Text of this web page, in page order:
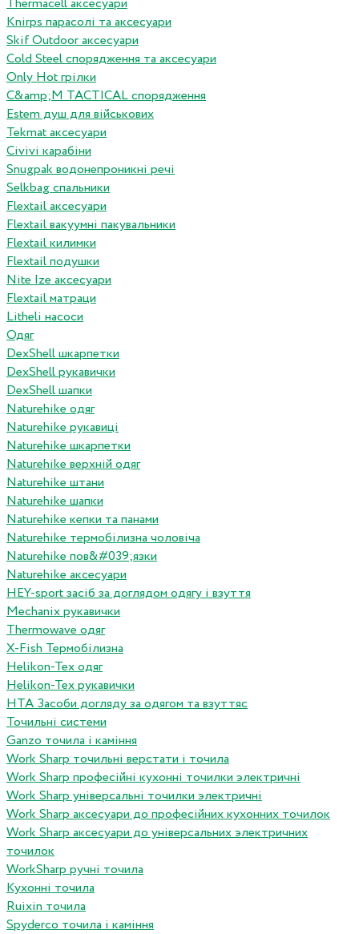
Thermacell аксесуари
Knirps парасолі та аксесуари
Skif Outdoor аксесуари
Cold Steel спорядження та аксесуари
Only Hot грілки
C&amp;M TACTICAL спорядження
Estem душ для військових
Tekmat аксесуари
Сivivi карабіни
Snugpak водонепроникні речі
Selkbag спальники
Flextail аксесуари
Flextail вакуумні пакувальники
Flextail килимки
Flextail подушки
Nite Ize аксесуари
Flextail матраци
Litheli насоси
Одяг
DexShell шкарпетки
DexShell рукавички
DexShell шапки
Naturehike одяг
Naturehike рукавиці
Naturehike шкарпетки
Naturehike верхній одяг
Naturehike штани
Naturehike шапки
Naturehike кепки та панами
Naturehike термобілизна чоловіча
Naturehike пов&#039;язки
Naturehike аксесуари
HEY-sport засіб за доглядом одягу і взуття
Mechanix рукавички
Thermowave одяг
X-Fish Термобілизна
Helikon-Tex одяг
Helikon-Tex рукавички
HTA Засоби догляду за одягом та взуттяс
Точильні системи
Ganzo точила і каміння
Work Sharp точильні верстати і точила
Work Sharp професiйнi кухоннi точилки электричнi
Work Sharp унiверсальнi точилки электричнi
Work Sharp аксесуари до професiйних кухонних точилок
Work Sharp аксесуари до унiверсальних электричних
точилок
WorkSharp ручні точила
Кухонні точила
Ruixin точила
Spyderco точила і каміння